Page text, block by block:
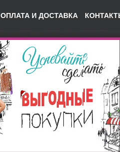
ОПЛАТА И ДОСТАВКА